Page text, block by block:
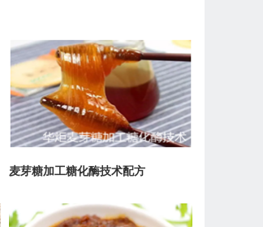
麦芽糖加工糖化酶技术配方